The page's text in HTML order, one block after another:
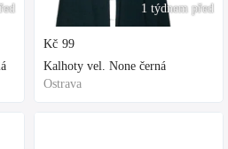
1 týdnem před
Kč 99
Kalhoty vel. None černá
Ostrava